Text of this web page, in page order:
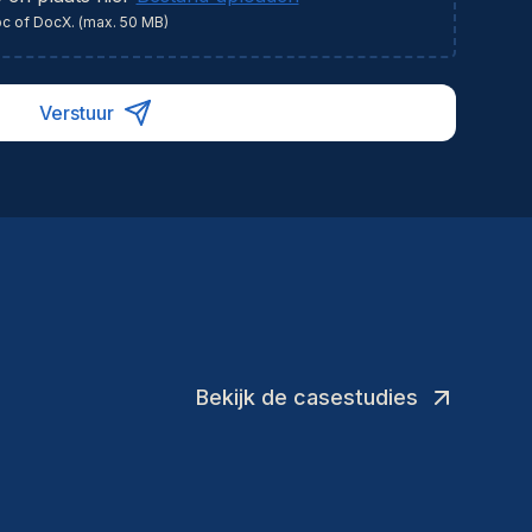
of DocX. (max. 50 MB)
Verstuur
Bekijk de casestudies